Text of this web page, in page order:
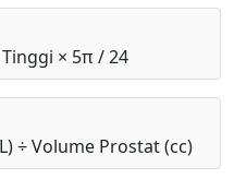
× 5π / 24
÷ Volume Prostat (cc)